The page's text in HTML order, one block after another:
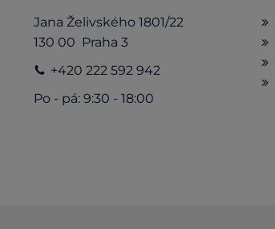
Jana Želivského 1801/22
130 00 Praha 3
+420 222 592 942
Po - pá: 9:30 - 18:00